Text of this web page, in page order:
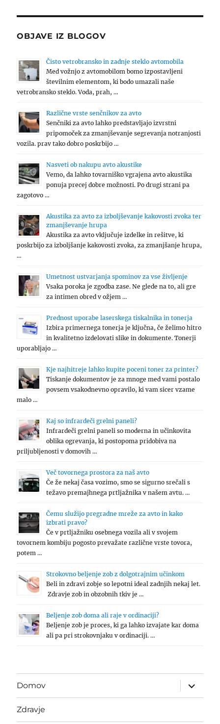
OBJAVE IZ BLOGOV
Čisto vetrobransko in zadnje steklo avtomobila
Med vožnjo z avtomobilom bomo izpostavljeni
številnim elementom, ki bodo umazali naše
vetrobransko steklo. Voda, prah, …
Različne vrste senčnikov za avto
Senčniki za avto lahko predstavljajo izvrstni
pripomoček za zmanjševanje segrevanja notranjosti
vozila. prav tako dobro poskrbijo …
Nasveti ob nakupu avto akustike
Vemo, da lahko tovarniško vgrajena avto akustika
ponuja precej dobre možnosti. Po drugi strani pa
zagotovo …
Akustika za avto za izboljševanje kakovosti zvoka ter
zmanjševanje hrupa
Akustika za avto vključuje izdelke in rešitve, ki
poskrbijo za izboljšanje kakovosti zvoka, za zmanjšanje hrupa,
…
Umetnost ustvarjanja spominov za vse življenje
Vsaka poroka je zgodba zase. Ne glede na to, ali gre
za intimen obred v ožjem …
Prednost uporabe laserskega tiskalnika in tonerja
Izbira primernega tonerja je ključna, če želimo hitro
in kvalitetno izdelovati slike in dokumente. Tonerji
uporabljajo …
Kje najhitreje lahko kupite poceni toner za printer?
Tiskanje dokumentov je za mnoge med vami postalo
povsem vsakodnevno opravilo, ki vam sicer vzame
malo …
Kaj so infrardeči grelni paneli?
Infrardeči grelni paneli so moderna in učinkovita
oblika ogrevanja, ki postopoma pridobiva na
priljubljenosti v domovih …
Več tovornega prostora za naš avto
Če že nekaj časa vozimo, smo se sigurno srečali s
težavo premajhnega prtljažnika v našem avtu. …
Čemu služijo pregradne mreže za avto in kako
izbrati pravo?
Če v prtljažniku osebnega vozila ali v svojem
tovornem kombiju pogosto prevažate različne vrste tovora,
potem …
Strokovno beljenje zob z dolgotrajnim učinkom
Beli in zdravi zobje so lepotni ideal zadnjih nekaj let.
Zdravje zob in obzobnih tkiv je …
Beljenje zob doma ali raje v ordinaciji?
Beljenje zob je proces, ki ga lahko izvajate kar doma
ali pa pri strokovnjaku v ordinaciji. …
Domov
expand
child
menu
Zdravje